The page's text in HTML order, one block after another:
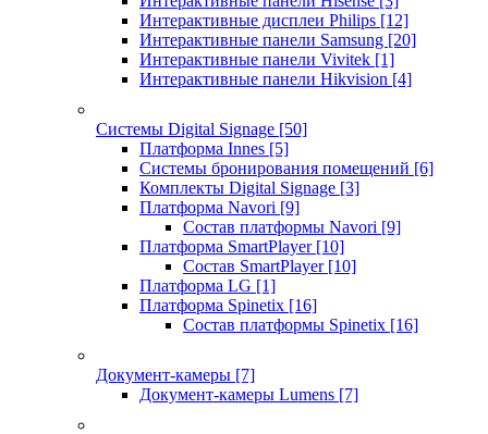
Интерактивные дисплеи Philips [12]
Интерактивные панели Samsung [20]
Интерактивные панели Vivitek [1]
Интерактивные панели Hikvision [4]
Системы Digital Signage [50]
Платформа Innes [5]
Системы бронирования помещений [6]
Комплекты Digital Signage [3]
Платформа Navori [9]
Состав платформы Navori [9]
Платформа SmartPlayer [10]
Состав SmartPlayer [10]
Платформа LG [1]
Платформа Spinetix [16]
Состав платформы Spinetix [16]
Документ-камеры [7]
Документ-камеры Lumens [7]